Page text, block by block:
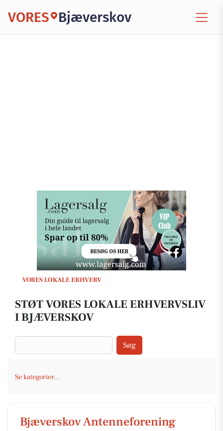
VORES Bjæverskov
VORES LOKALE ERHVERV
STØT VORES LOKALE ERHVERVSLIV
I BJÆVERSKOV
Søg
Se kategorier...
Bjæverskov Antenneforening